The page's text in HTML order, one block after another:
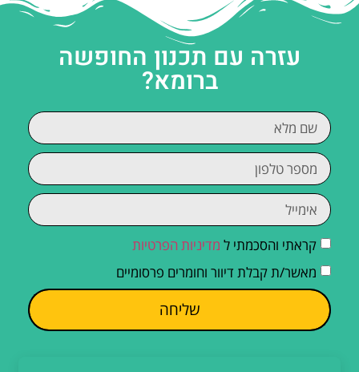
עזרה עם תכנון החופשה
ברומא?
קראתי והסכמתי ל מדיניות הפרטיות
מאשר/ת קבלת דיוור וחומרים פרסומיים
שליחה